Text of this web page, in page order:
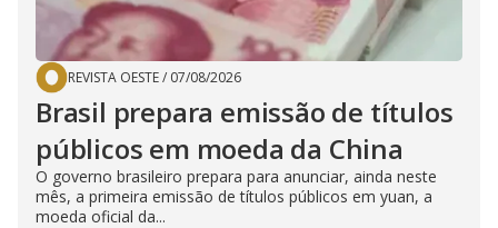
REVISTA OESTE/ 07/08/2026
Brasil prepara emissão de títulos
públicos em moeda da China
O governo brasileiro prepara para anunciar, ainda neste
mês, a primeira emissão de títulos públicos em yuan, a
moeda oficial da...